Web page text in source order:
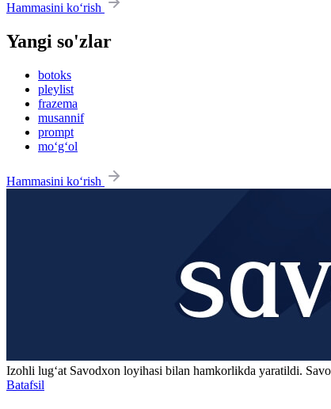
Hammasini ko‘rish
Yangi so'zlar
botoks
pleylist
frazema
musannif
prompt
mo‘g‘ol
Hammasini ko‘rish
Izohli lugʻat Savodxon loyihasi bilan hamkorlikda yaratildi.
Batafsil